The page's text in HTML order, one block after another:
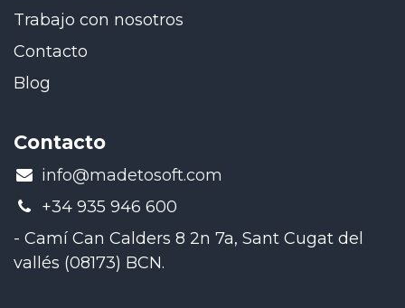
Trabajo con nosotros
Contacto
Blog
Contacto
​info@madetosoft.com
+34 935 946 600
- Camí Can Calders 8 2n 7a, Sant Cugat del
vallés (08173) BCN.